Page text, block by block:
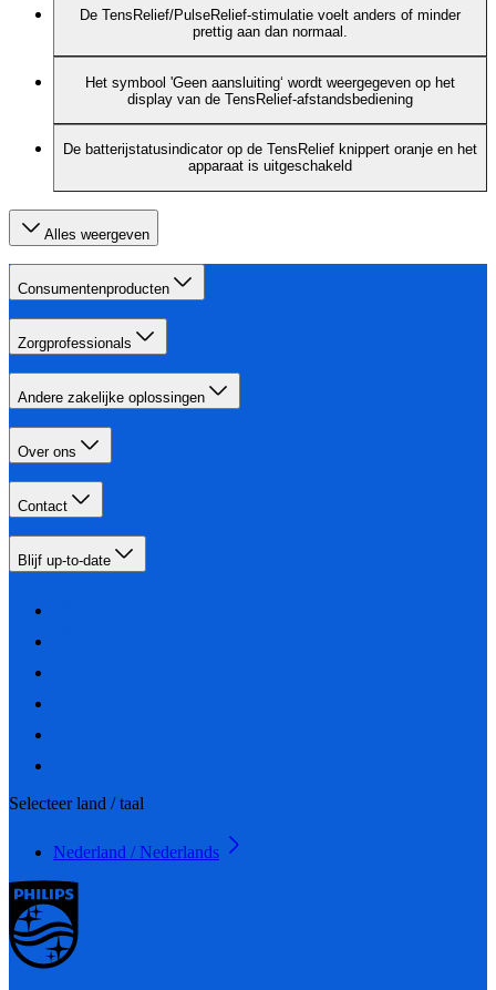
De TensRelief/PulseRelief-stimulatie voelt anders of minder
prettig aan dan normaal.
Het symbool 'Geen aansluiting‘ wordt weergegeven op het
display van de TensRelief-afstandsbediening
De batterijstatusindicator op de TensRelief knippert oranje en het
apparaat is uitgeschakeld
Alles weergeven
Consumentenproducten
Zorgprofessionals
Andere zakelijke oplossingen
Over ons
Contact
Blijf up-to-date
Selecteer land / taal
Nederland / Nederlands